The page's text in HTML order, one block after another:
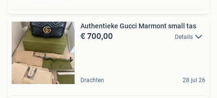
Authentieke Gucci Marmont small tas
€ 700,00 Details
Drachten 28 jul 26